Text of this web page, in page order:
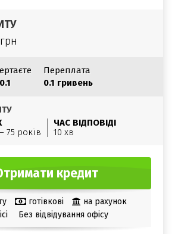
Переплата
0.1 гривень
75 років
ЧАС ВІДПОВІДІ
10 хв
кредит
готівкові
на рахунок
Без відвідування офісу